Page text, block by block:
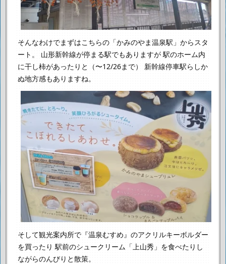
そんなわけでまずはこちらの「かみのやま温泉駅」からスタ
ート。
山形新幹線が停まる駅でもありますが駅のホーム内
に干し柿があったりと（〜12/26まで）
新幹線停車駅らしか
ぬ地方感もありますね。
そして観光案内所で『温泉むすめ』のアクリルキーボルダー
を買ったり 駅前のシュークリーム「上山秀」を食べたりし
ながらのんびりと散策。